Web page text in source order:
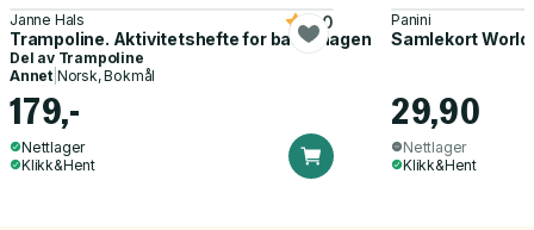
Janne Hals
Trampoline. Aktivitetshefte for barnehagen
5.0
Del av Trampoline
Annet Norsk, Bokmål
179,-
Nettlager
Klikk&Hent
Panini
Samlekort
29,90
Nettlager
Klikk&Hent